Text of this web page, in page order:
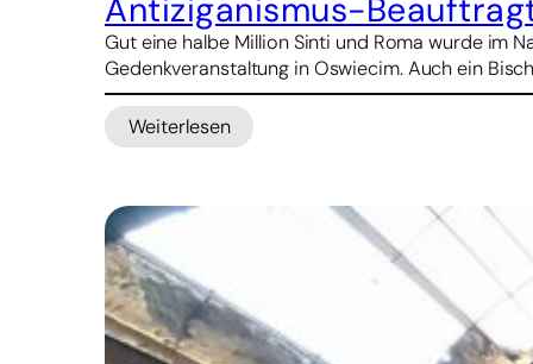
Antiziganismus-
Gut eine halbe Million Sinti und Roma wurde im
Gedenkveranstaltung in Oswiecim. Auch ein
Weiterlesen
:
Holocaustgedenken
gemeinsame
Aufgabe